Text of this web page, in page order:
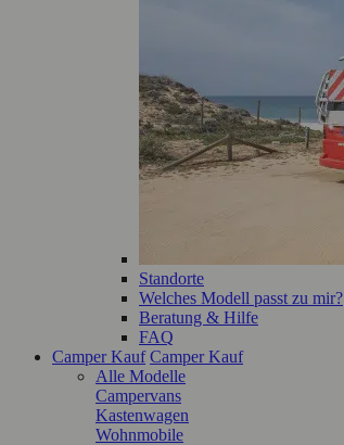
Standorte
Welches Modell passt zu mir?
Beratung & Hilfe
FAQ
Camper Kauf Camper Kauf
Alle Modelle
Campervans
Kastenwagen
Wohnmobile